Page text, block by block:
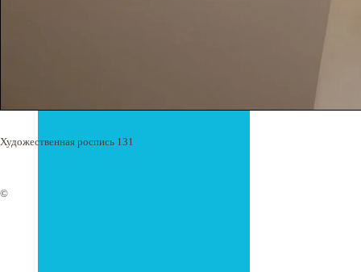
Художественная роспись 131
©